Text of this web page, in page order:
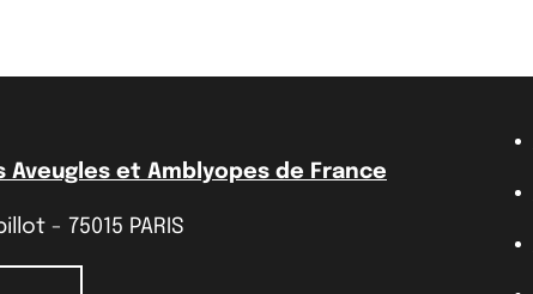
Aveugles et Amblyopes de France
- 75015 PARIS